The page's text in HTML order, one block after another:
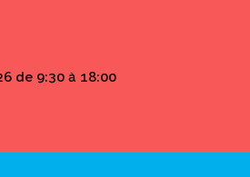
de 9:30 à 18:00